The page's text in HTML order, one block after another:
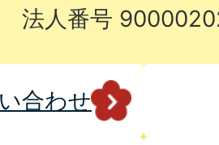
法人番号
合わせ